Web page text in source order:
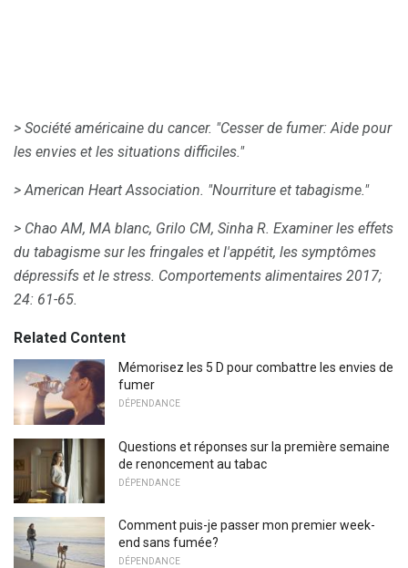
> Société américaine du cancer. "Cesser de fumer: Aide pour
les envies et les situations difficiles."
> American Heart Association. "Nourriture et tabagisme."
> Chao AM, MA blanc, Grilo CM, Sinha R. Examiner les effets
du tabagisme sur les fringales et l'appétit, les symptômes
dépressifs et le stress. Comportements alimentaires 2017;
24: 61-65.
Related Content
Mémorisez les 5 D pour combattre les envies de
fumer
DÉPENDANCE
Questions et réponses sur la première semaine
de renoncement au tabac
DÉPENDANCE
Comment puis-je passer mon premier week-
end sans fumée?
DÉPENDANCE